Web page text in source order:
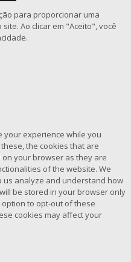
para proporcionar uma
Ao clicar em "Aceito", você
your experience while you
the cookies that are
your browser as they are
of the website. We
us analyze and understand how
be stored in your browser only
to opt-out of these
cookies may affect your